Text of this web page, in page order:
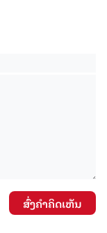
ສົ່ງຄໍາຄິດເຫັນ